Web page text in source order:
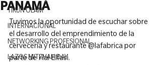
TIKUN OLAM
INTERNACIONAL
NETWORKING PROFESIONAL
LAZOS MITZVAH DAY
PANAMÁ
Tuvimos la oportunidad de escuchar sobre
el desarrollo del emprendimiento de la
cervecería y restaurante @lafabrica por
parte de Hai Elfasi.